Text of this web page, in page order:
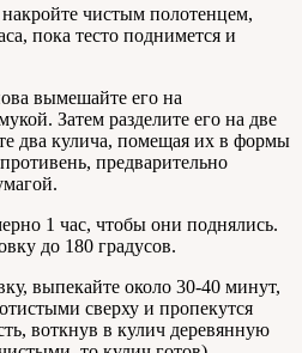
чистым полотенцем,
пока тесто поднимется и
вымешайте его на
Затем разделите его на две
два кулича, помещая их в формы
предварительно
1 час, чтобы они поднялись.
до 180 градусов.
выпекайте около 30-40 минут,
сверху и пропекутся
воткнув в кулич деревянную